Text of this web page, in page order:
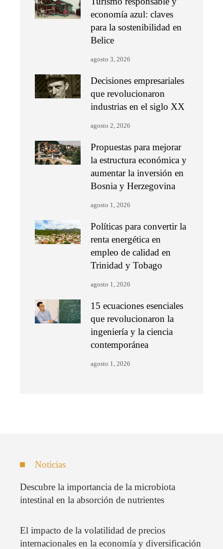
economía azul: claves
para la sostenibilidad en
Belice
agosto 3, 2026
Decisiones empresariales
que revolucionaron
industrias en el siglo XX
agosto 2, 2026
Propuestas para mejorar
la estructura económica y
aumentar la inversión en
Bosnia y Herzegovina
agosto 1, 2026
Políticas para convertir la
renta energética en
empleo de calidad en
Trinidad y Tobago
agosto 1, 2026
15 ecuaciones esenciales
que revolucionaron la
ingeniería y la ciencia
contemporánea
agosto 1, 2026
Noticias
Descubre la importancia de la microbiota
intestinal en la absorción de nutrientes
El impacto de la volatilidad de precios
internacionales en la economía y diversificación